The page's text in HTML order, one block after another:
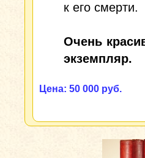
к его смерти.
Очень
экземпляр.
Цена: 50 000 руб.